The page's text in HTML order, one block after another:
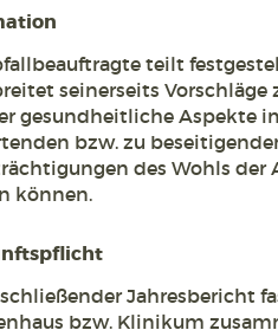
teilt
seinerseits
gesundheitliche Aspekte
bzw. zu
des Wohls
können.
Jahresbericht
bzw. Klinikum